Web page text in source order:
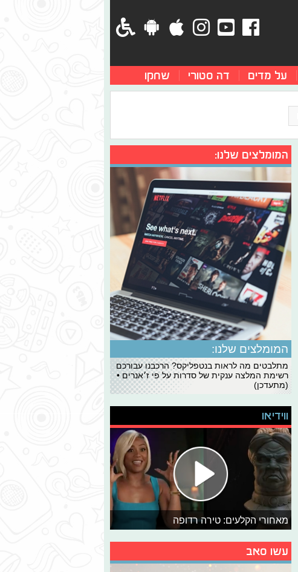
על מדים דה סטורי שחקו
המומלצים שלנו:
המומלצים שלנו:
מתלבטים מה לראות בנטפליקס? הרכבנו עבורכם
רשימת המלצה ענקית של סדרות על פי ז׳אנרים •
(מתעדכן)
ווידיאו
מאחורי הקלעים: טירה רדופה
עשו סאב